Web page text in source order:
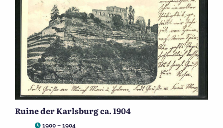
Ruine der Karlsburg ca. 1904
1900 – 1904